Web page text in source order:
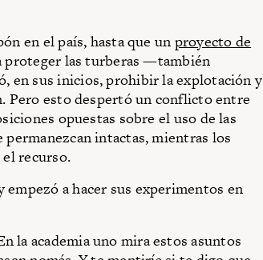
en el país, hasta que un proyecto de
proteger las turberas —también
en sus inicios, prohibir la explotación y
Pero esto despertó un conflicto entre
opuestas sobre el uso de las
intactas, mientras los
recurso.
a hacer sus experimentos en
academia uno mira estos asuntos